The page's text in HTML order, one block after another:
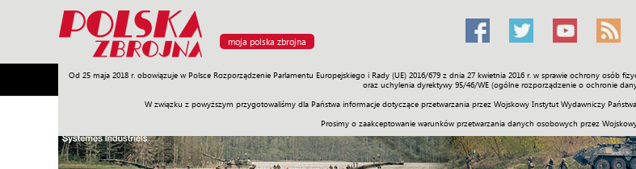
moja polska zbrojna
Od 25 maja 2018 r. obowiązuje w Polsce Rozporządzenie Parlamentu Europejskiego i Rady (UE) 2016/679 z dnia 27 kwietnia 2016 r. w sprawie ochrony
oraz uchylenia dyrektywy 95/46/WE (ogólne rozporządzenie o ochronie
W związku z powyższym przygotowaliśmy dla Państwa informacje dotyczące przetwarzania przez Wojskowy Instytut Wydawniczy
Prosimy o zaakceptowanie warunków przetwarzania danych osobowych przez
Armia Poligon Sprzęt Misje Polityka Prawo Świat Społeczność Sport Historia Galerie